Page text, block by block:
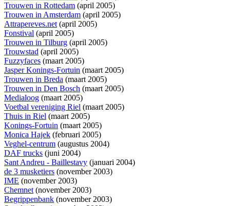
Trouwen in Rottedam (april 2005)
Trouwen in Amsterdam (april 2005)
Attrapereves.net(april 2005)
Fonstival (april 2005)
Trouwen in Tilburg (april 2005)
Trouwstad (april 2005)
Fuzzyfaces (maart 2005)
Jasper Konings-Fortuin (maart 2005)
Trouwen in Breda (maart 2005)
Trouwen in Den Bosch (maart 2005)
Medialoog (maart 2005)
Voetbal vereniging Riel (maart 2005)
Thuis in Riel (maart 2005)
Konings-Fortuin (maart 2005)
Monica Hajek (februari 2005)
Veghel-centrum (augustus 2004)
DAF trucks (juni 2004)
Sant Andreu - Baillestavy (januari 2004)
de 3 musketiers (november 2003)
IME (november 2003)
Chemnet(november 2003)
Begrippenbank (november 2003)